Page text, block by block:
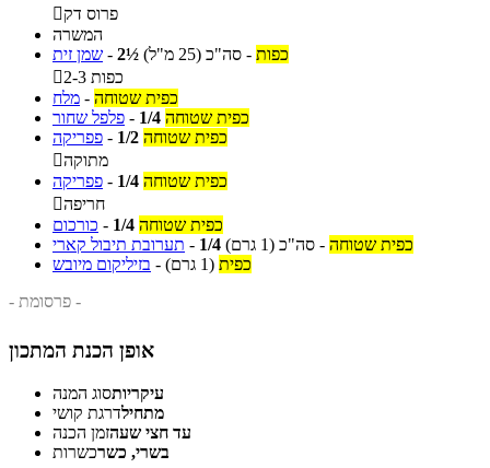
פרוס דק
המשרה
שמן זית - 2½ כפות - סה"כ (25 מ"ל)

2-3 כפות
מלח - כפית שטוחה
פלפל שחור - 1/4 כפית שטוחה
פפריקה - 1/2 כפית שטוחה
מתוקה
פפריקה - 1/4 כפית שטוחה
חריפה
כורכום - 1/4 כפית שטוחה
תערובת תיבול קארי - 1/4 כפית שטוחה - סה"כ (1 גרם)
בזיליקום מיובש - כפית (1 גרם)
- פרסומת -
אופן הכנת המתכון
עיקריותסוג המנה
מתחילדרגת קושי
עד חצי שעהזמן הכנה
בשרי, כשרכשרות